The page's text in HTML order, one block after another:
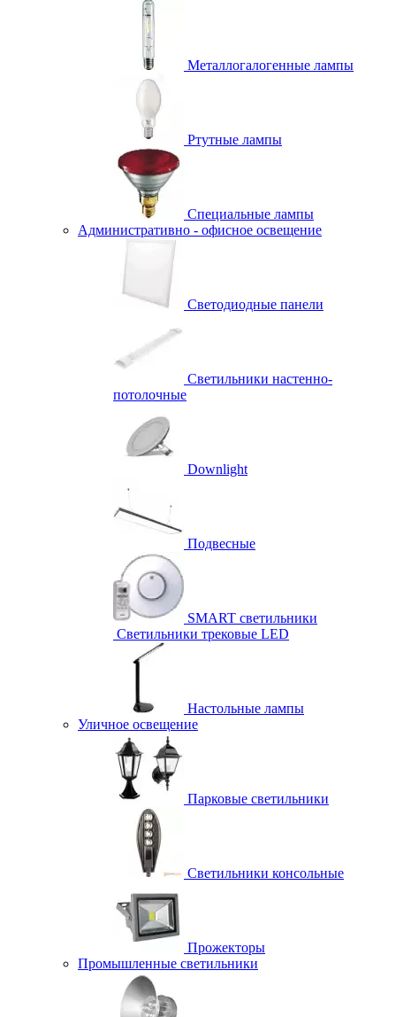
Металлогалогенные лампы
Ртутные лампы
Специальные лампы
Административно - офисное освещение
Светодиодные панели
Светильники настенно-
потолочные
Downlight
Подвесные
SMART светильники
Светильники трековые LED
Настольные лампы
Уличное освещение
Парковые светильники
Светильники консольные
Прожекторы
Промышленные светильники